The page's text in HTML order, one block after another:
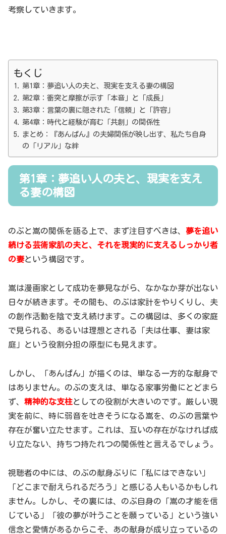
考察していきます。
もくじ
第1章：夢追い人の夫と、現実を支える妻の構図
第2章：衝突と摩擦が示す「本音」と「成長」
第3章：言葉の裏に隠された「信頼」と「許容」
第4章：時代と経験が育む「共創」の関係性
まとめ：『あんぱん』の夫婦関係が映し出す、私たち自身
の「リアル」な絆
第1章：夢追い人の夫と、現実を支え
る妻の構図
のぶと嵩の関係を語る上で、まず注目すべきは、 夢を追い
続ける芸術家肌の夫と、それを現実的に支えるしっかり者
の妻という構図です。
嵩は漫画家として成功を夢見ながら、なかなか芽が出ない
日々が続きます。その間も、のぶは家計をやりくりし、夫
の創作活動を陰で支え続けます。この構図は、多くの家庭
で見られる、あるいは理想とされる「夫は仕事、妻は家
庭」という役割分担の原型にも見えます。
しかし、「あんぱん」が描くのは、単なる一方的な献身で
はありません。のぶの支えは、単なる家事労働にとどまら
ず、 精神的な支柱としての役割が大きいのです。厳しい現
実を前に、時に弱音を吐きそうになる嵩を、のぶの言葉や
存在が奮い立たせます。これは、互いの存在がなければ成
り立たない、持ちつ持たれつの関係性と言えるでしょう。
視聴者の中には、のぶの献身ぶりに「私にはできない」
「どこまで耐えられるだろう」と感じる人もいるかもしれ
ません。しかし、その裏には、のぶ自身の「嵩の才能を信
じている」「彼の夢が叶うことを願っている」という強い
信念と愛情があるからこそ、あの献身が成り立っているの